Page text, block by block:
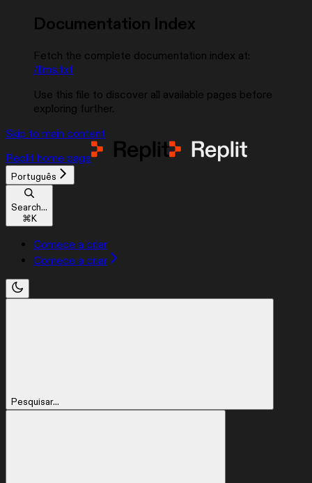
Documentation Index
Fetch the complete documentation index at:
/llms.txt
Use this file to discover all available pages before
exploring further.
Skip to main content
Replit home page
Português
Search...
⌘K
Comece a criar
Comece a criar
Pesquisar...